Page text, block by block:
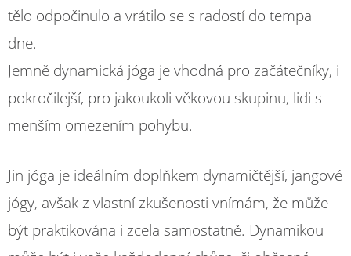
tělo odpočinulo a vrátilo se s radostí do tempa
dne.
Jemně dynamická jóga je vhodná pro začátečníky, i
pokročilejší, pro jakoukoli věkovou skupinu, lidi s
menším omezením pohybu.
Jin jóga je ideálním doplňkem dynamičtější, jangové
jógy, avšak z vlastní zkušenosti vnímám, že může
být praktikována i zcela samostatně. Dynamikou